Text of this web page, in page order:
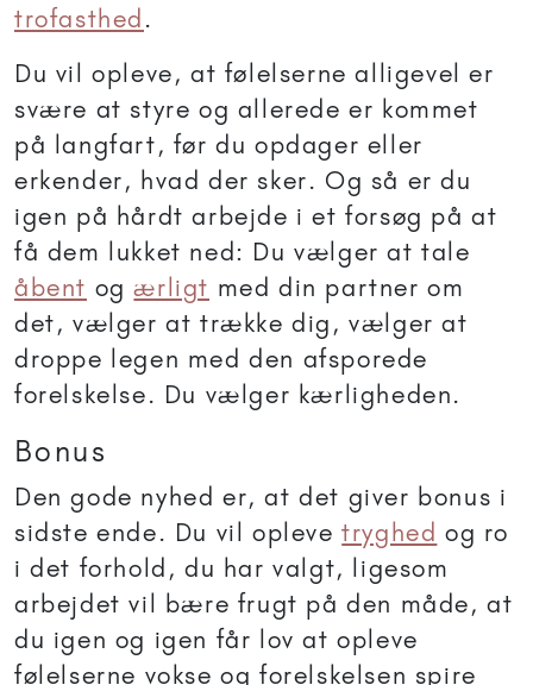
trofasthed .
Du vil opleve, at følelserne alligevel er
svære at styre og allerede er kommet
på langfart, før du opdager eller
erkender, hvad der sker. Og så er du
igen på hårdt arbejde i et forsøg på at
få dem lukket ned: Du vælger at tale
åbent ogærligt med din partner om
det, vælger at trække dig, vælger at
droppe legen med den afsporede
forelskelse. Du vælger kærligheden.
Bonus
Den gode nyhed er, at det giver bonus i
sidste ende. Du vil oplevetryghed og ro
i det forhold, du har valgt, ligesom
arbejdet vil bære frugt på den måde, at
du igen og igen får lov at opleve
følelserne vokse og forelskelsen spire